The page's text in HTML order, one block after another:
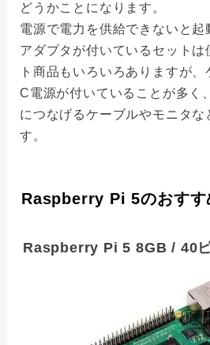
どうかことになります。
電源で電力を供給できないと起
アダプタが付いているセットは
ト商品もいろいろありますが
C電源が付いていることが多く
につなげるケーブルやモニタな
す。
Raspberry Pi 5のおすす
Raspberry Pi 5 8GB / 40